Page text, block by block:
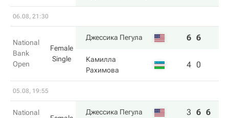
06.08, 21:30
National
Bank
Open
Female
Single
Джессика Пегула 6 6
Камилла
Рахимова
4 0
05.08, 19:55
National Джессика Пегула 3 6 6